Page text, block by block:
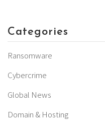
Categories
Ransomware
Cybercrime
Global News
Domain & Hosting